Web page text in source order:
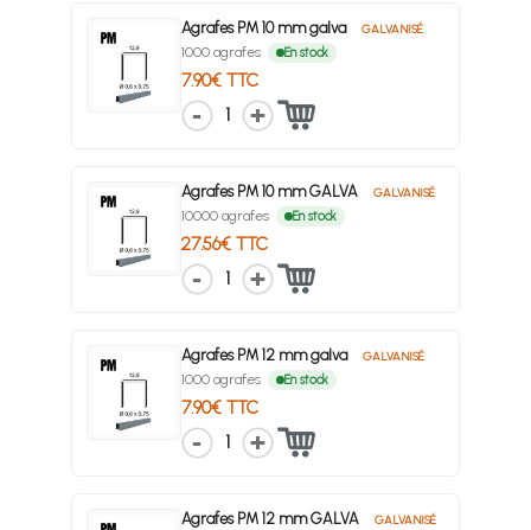
Agrafes PM 10 mm galva GALVANISÉ
1000 agrafes En stock
7.90€ TTC
1
Agrafes PM 10 mm GALVA GALVANISÉ
10000 agrafes En stock
27.56€ TTC
1
Agrafes PM 12 mm galva GALVANISÉ
1000 agrafes En stock
7.90€ TTC
1
Agrafes PM 12 mm GALVA GALVANISÉ